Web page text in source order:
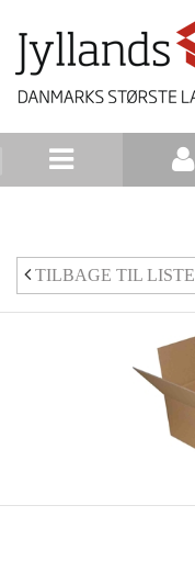
TILBAGE TIL LISTE